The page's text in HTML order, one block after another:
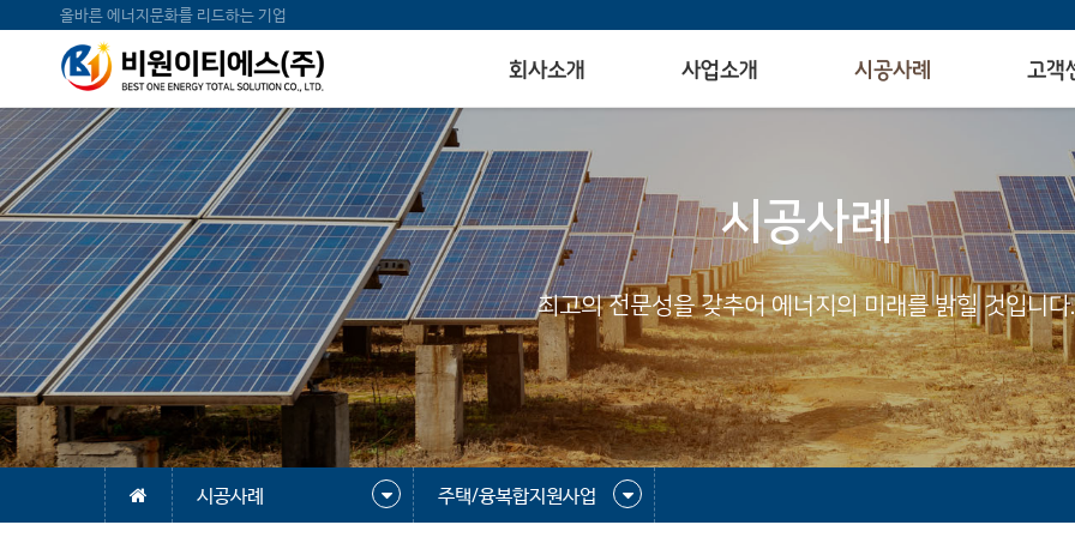
올바른 에너지문화를 리드하는 기업
회사소개 사업소개 시공사례 고객
시공사례
최고의 전문성을 갖추어 에너지의 미래를 밝힐 것입니다.
시공사례 주택/융복합지원사업